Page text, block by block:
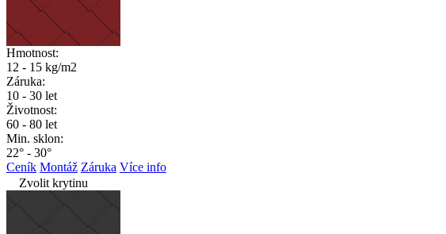
Hmotnost:
12 - 15 kg/m2
Záruka:
10 - 30 let
Životnost:
60 - 80 let
Min. sklon:
22° - 30°
Ceník Montáž Záruka Více info
Zvolit krytinu